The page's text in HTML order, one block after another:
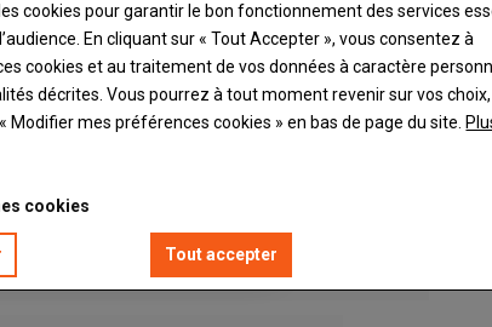
cookies pour garantir le bon fonctionnement des services
En cliquant sur « Tout Accepter », vous consentez à
cookies et au traitement de vos données à caractère
décrites. Vous pourrez à tout moment revenir sur vos
Modifier mes préférences cookies » en bas de page du site.
cookies
Tout accepter